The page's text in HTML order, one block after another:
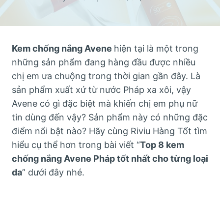
Kem chống nắng Avene hiện tại là một trong
những sản phẩm đang hàng đầu được nhiều
chị em ưa chuộng trong thời gian gần đây. Là
sản phẩm xuất xứ từ nước Pháp xa xôi, vậy
Avene có gì đặc biệt mà khiến chị em phụ nữ
tin dùng đến vậy? Sản phẩm này có những đặc
điểm nổi bật nào? Hãy cùng Riviu Hàng Tốt tìm
hiểu cụ thể hơn trong bài viết “Top 8 kem
chống nắng Avene Pháp tốt nhất cho từng loại
da” dưới đây nhé.